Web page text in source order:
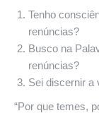
Tenho
renúncias?
Busco na
renúncias?
Sei discernir a
“Por que temes,